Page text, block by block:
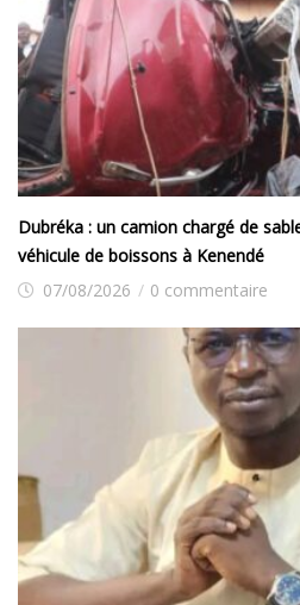
Dubréka : un camion chargé de
véhicule de boissons à Kenendé
07/08/2026 / 0 commentaire